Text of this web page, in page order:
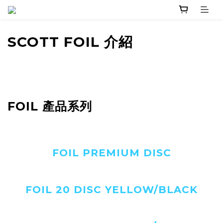
SCOTT FOIL 介紹
FOIL 產品系列
FOIL PREMIUM DISC
FOIL 20 DISC YELLOW/BLACK